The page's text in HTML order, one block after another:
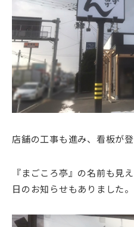
店舗の工事も進み、看板が登
『まごころ亭』の名前も見
日のお知らせもありました。